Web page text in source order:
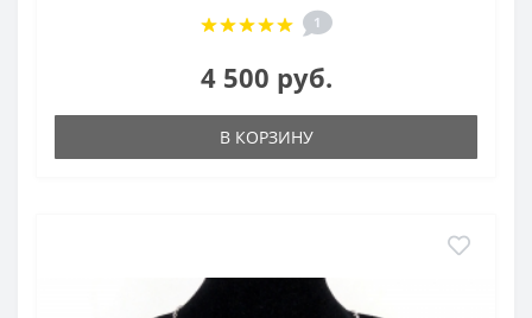
1
4 500 руб.
В КОРЗИНУ